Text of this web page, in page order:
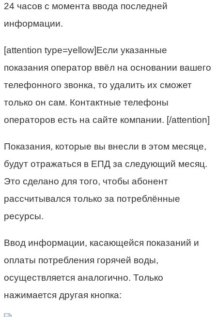
24 часов с момента ввода последней
информации.
[attention type=yellow]Если указанные
показания оператор ввёл на основании вашего
телефонного звонка, то удалить их сможет
только он сам. Контактные телефоны
операторов есть на сайте компании. [/attention]
Показания, которые вы внесли в этом месяце,
будут отражаться в ЕПД за следующий месяц.
Это сделано для того, чтобы абонент
рассчитывался только за потреблённые
ресурсы.
Ввод информации, касающейся показаний и
оплаты потребления горячей воды,
осуществляется аналогично. Только
нажимается другая кнопка: